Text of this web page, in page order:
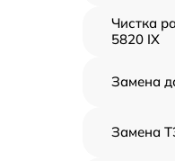
Чистка
5820 IX
Замена
Замена